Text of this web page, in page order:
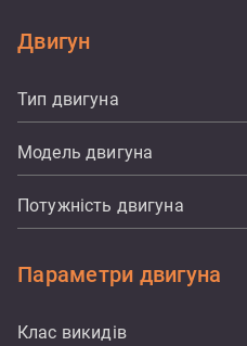
Двигун
Тип двигуна
Модель двигуна
Потужність двигуна
Параметри двигуна
Клас викидів